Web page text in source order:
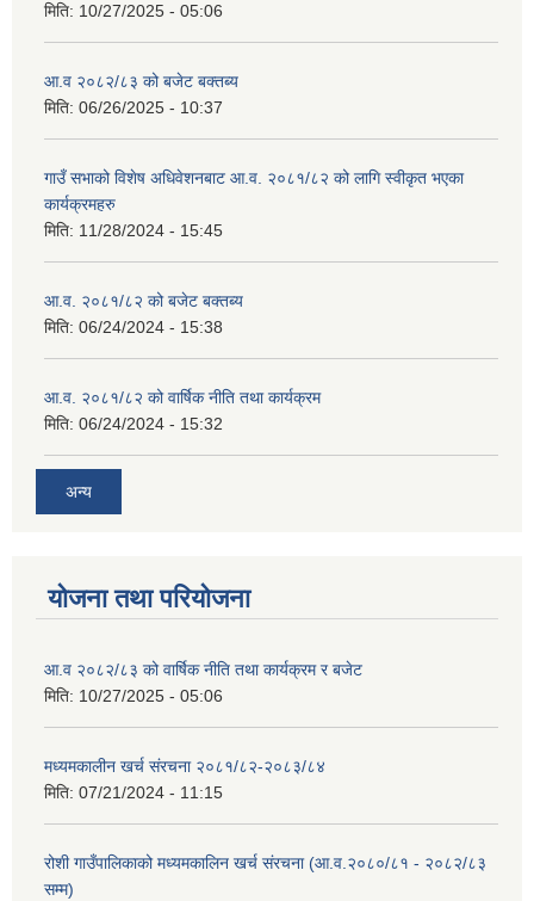
मिति: 10/27/2025 - 05:06
आ.व २०८२/८३ को बजेट बक्तब्य
मिति: 06/26/2025 - 10:37
गाउँ सभाको विशेष अधिवेशनबाट आ.व. २०८१/८२ को लागि स्वीकृत भएका
कार्यक्रमहरु
मिति: 11/28/2024 - 15:45
आ.व. २०८१/८२ को बजेट बक्तब्य
मिति: 06/24/2024 - 15:38
आ.व. २०८१/८२ को वार्षिक नीति तथा कार्यक्रम
मिति: 06/24/2024 - 15:32
अन्य
योजना तथा परियोजना
आ.व २०८२/८३ को वार्षिक नीति तथा कार्यक्रम र बजेट
मिति: 10/27/2025 - 05:06
मध्यमकालीन खर्च संरचना २०८१/८२-२०८३/८४
मिति: 07/21/2024 - 11:15
रोशी गाउँपालिकाको मध्यमकालिन खर्च संरचना (आ.व.२०८०/८१ - २०८२/८३
सम्म)